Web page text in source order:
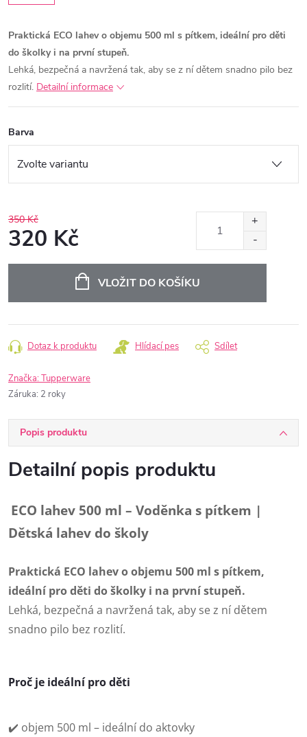
Praktická ECO lahev o objemu 500 ml s pítkem, ideální pro děti
do školky i na první stupeň.
Lehká, bezpečná a navržená tak, aby se z ní dětem snadno pilo bez
rozlití. Detailní informace
Barva
350 Kč
320 Kč
VLOŽIT DO KOŠÍKU
Dotaz k produktu Hlídací pes Sdílet
Značka:Tupperware
Záruka: 2 roky
Popis produktu
Detailní popis produktu
ECO lahev 500 ml – Voděnka s pítkem |
Dětská lahev do školy
Praktická ECO lahev o objemu 500 ml s pítkem,
ideální pro děti do školky i na první stupeň.
Lehká, bezpečná a navržená tak, aby se z ní dětem
snadno pilo bez rozlití.
Proč je ideální pro děti
✔️ objem 500 ml – ideální do aktovky